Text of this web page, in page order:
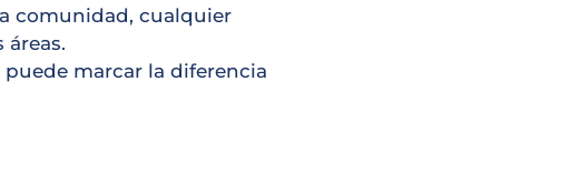
comunidad, cualquier
marcar la diferencia